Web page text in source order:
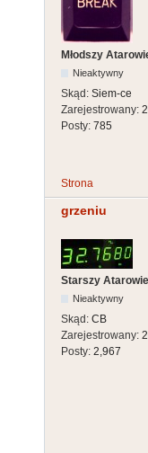
Młodszy
Nieaktywny
Skąd: Siem-ce
Zarejestrowany:
Posty: 785
Strona
grzeniu
Starszy
Nieaktywny
Skąd: CB
Zarejestrowany:
Posty: 2,967